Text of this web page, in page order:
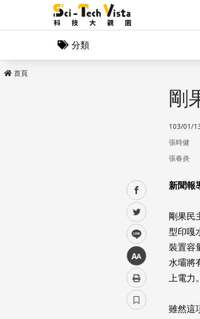
分類
首頁
facebook
twitter
line
中
剛
103/01/
張時健
張春炎
新聞報
剛果民
型印嘎
裝置容
水壩將
上電力。
雖然這